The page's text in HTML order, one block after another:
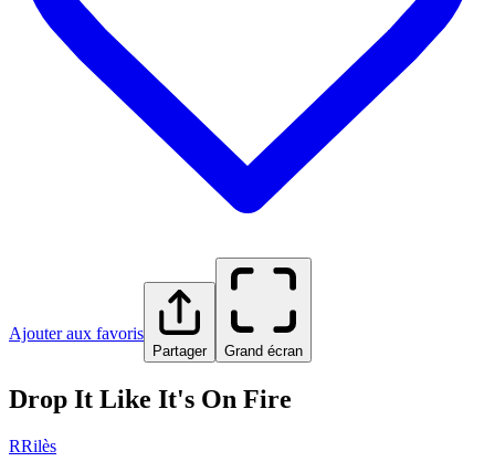
Ajouter aux favoris
Partager Grand écran
Drop It Like It's On Fire
RRilès